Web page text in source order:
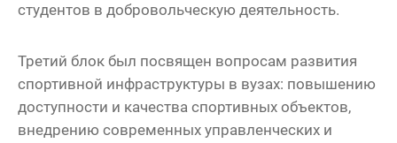
студентов в добровольческую деятельность.
Третий блок был посвящен вопросам развития
спортивной инфраструктуры в вузах: повышению
доступности и качества спортивных объектов,
внедрению современных управленческих и